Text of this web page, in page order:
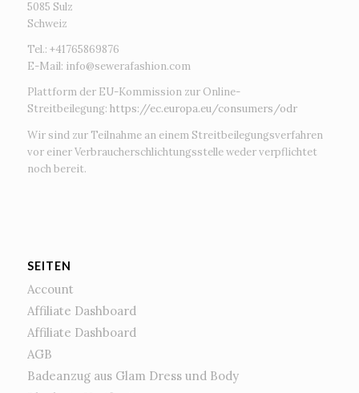
5085 Sulz
Schweiz
Tel.: +41765869876
E-Mail: info@sewerafashion.com
Plattform der EU-Kommission zur Online-
Streitbeilegung: https://ec.europa.eu/consumers/odr
Wir sind zur Teilnahme an einem Streitbeilegungsverfahren
vor einer Verbraucherschlichtungsstelle weder verpflichtet
noch bereit.
SEITEN
Account
Affiliate Dashboard
Affiliate Dashboard
AGB
Badeanzug aus Glam Dress und Body